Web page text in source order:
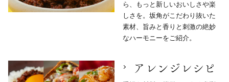
ら、もっと新しいおいしさや楽
しさを。坂角がこだわり抜いた
素材、旨みと香りと刺激の絶妙
なハーモニーをご紹介。
アレンジレシピ